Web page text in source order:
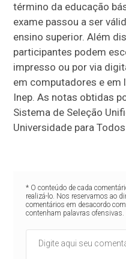
término da educação
exame passou a ser
ensino superior. Além
participantes podem
impresso ou por via
em computadores e em
Inep. As notas obtidas
Sistema de Seleção
Universidade para
* O conteúdo de cada
realizá-lo. Nos reservamos ao
comentários em desacordo
contenham palavras ofensivas.